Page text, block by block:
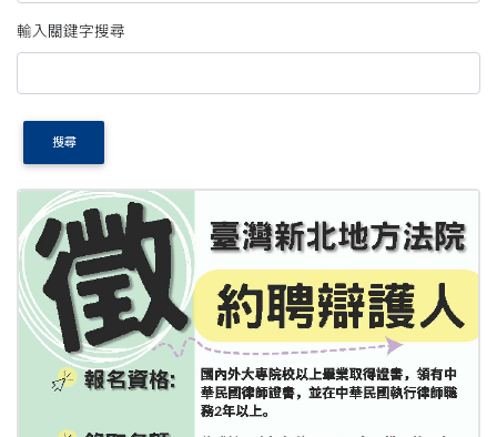
輸入關鍵字搜尋
搜尋